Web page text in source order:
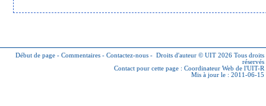
Début de page - Commentaires - Contactez-nous - Droits d'auteur © UIT 2026 Tous droits
réservés
Contact pour cette page : Coordinateur Web de l'UIT-R
Mis à jour le : 2011-06-15